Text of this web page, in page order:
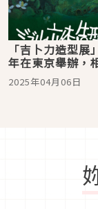
「吉卜力造型展
年在東京舉辦，
帶你一次看
2025年04月06日